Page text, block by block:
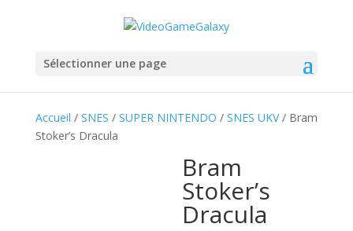
Sélectionner une page
Accueil / SNES / SUPER NINTENDO / SNES UKV/ Bram
Stoker’s Dracula
Bram
Stoker’s
Dracula